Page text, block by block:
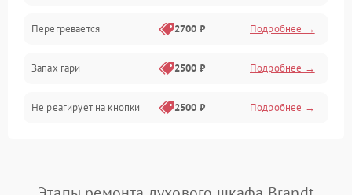
Перегревается 2700 ₽ Подробнее →
Запах гари 2500 ₽ Подробнее →
Не реагирует на кнопки 2500 ₽ Подробнее →